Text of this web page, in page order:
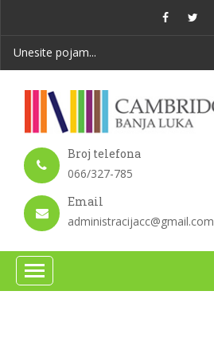
Broj telefona
066/327-785
Email
administracijacc@gmail.com